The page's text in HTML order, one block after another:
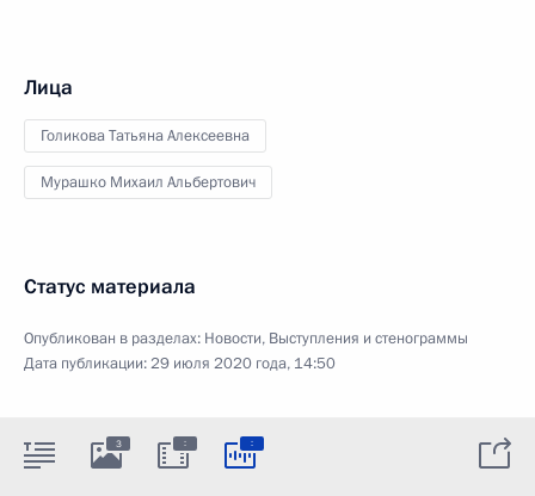
Лица
Голикова Татьяна Алексеевна
Мурашко Михаил Альбертович
Статус материала
Опубликован в разделах: Новости, Выступления и стенограммы
Дата публикации:29 июля 2020 года, 14:50
3 : :